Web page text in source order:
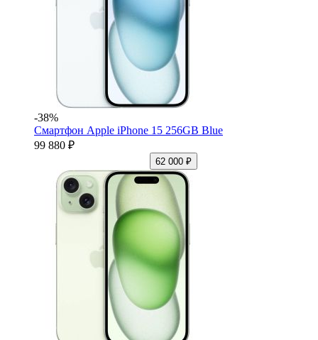
-38%
Смартфон Apple iPhone 15 256GB Blue
99 880 ₽
62 000 ₽